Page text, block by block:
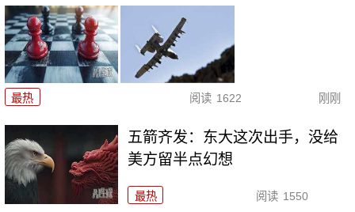
最热 阅读 1622 刚刚
五箭齐发：东大这次出手，没给
美方留半点幻想
最热 阅读 1550